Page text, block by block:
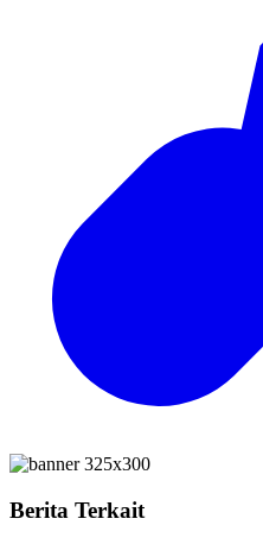
Berita Terkait